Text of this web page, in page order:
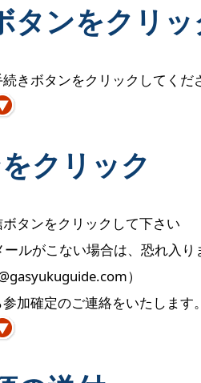
タンをクリッ
きボタンをクリックしてくだ
クリック
タンをクリックして下さい
ルがこない場合は、恐れ入
）
加確定のご連絡をいたします。